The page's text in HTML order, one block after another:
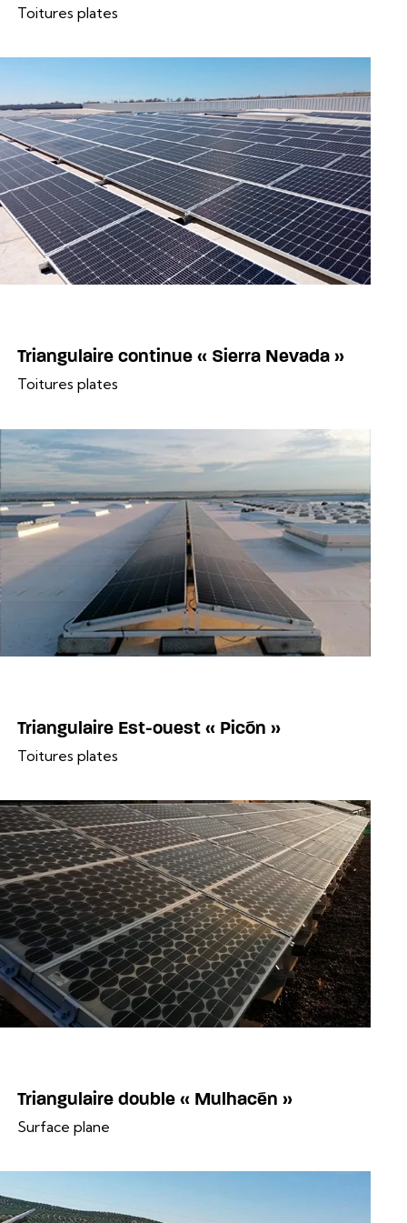
Toitures plates
Triangulaire continue « Sierra Nevada »
Toitures plates
Triangulaire Est-ouest « Picón »
Toitures plates
Triangulaire double « Mulhacén »
Surface plane